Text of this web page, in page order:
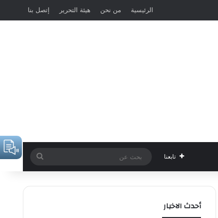
الرئيسية من نحن هيئة التحرير إتصل بنا
تابعنا
عن
أحدث الاخبار